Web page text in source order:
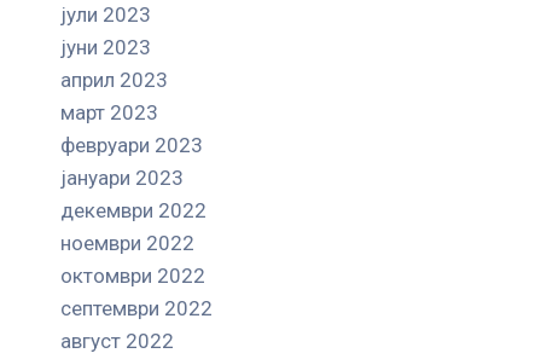
јули 2023
јуни 2023
април 2023
март 2023
февруари 2023
јануари 2023
декември 2022
ноември 2022
октомври 2022
септември 2022
август 2022